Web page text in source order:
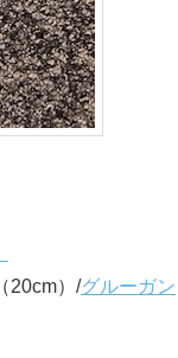
（20cm）/グルーガン